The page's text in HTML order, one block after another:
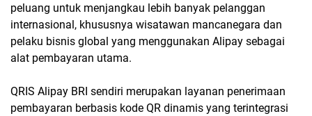
peluang untuk menjangkau lebih banyak pelanggan
internasional, khususnya wisatawan mancanegara dan
pelaku bisnis global yang menggunakan Alipay sebagai
alat pembayaran utama.
QRIS Alipay BRI sendiri merupakan layanan penerimaan
pembayaran berbasis kode QR dinamis yang terintegrasi